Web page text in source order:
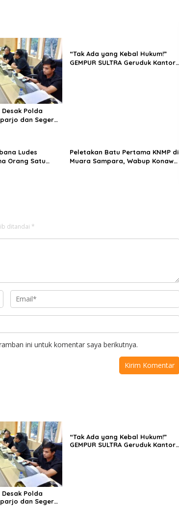
Polda
dan Segera
“Tak Ada yang Kebal Hukum!”
GEMPUR SULTRA Geruduk Kantor
Ludes
Orang Satu
Peletakan Batu Pertama KNMP di
Muara Sampara, Wabup Konawe
ditandai *
ini untuk komentar saya berikutnya.
Polda
dan Segera
“Tak Ada yang Kebal Hukum!”
GEMPUR SULTRA Geruduk Kantor